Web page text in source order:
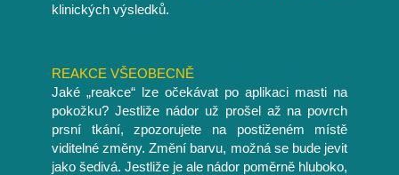
klinických výsledků.
REAKCE VŠEOBECNĚ
Jaké „reakce“ lze očekávat po aplikaci masti na
pokožku? Jestliže nádor už prošel až na povrch
prsní tkání, zpozorujete na postiženém místě
viditelné změny. Změní barvu, možná se bude jevit
jako šedivá. Jestliže je ale nádor poměrně hluboko,